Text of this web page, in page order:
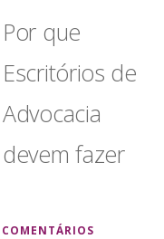
Por que
Escritórios de
Advocacia
devem fazer